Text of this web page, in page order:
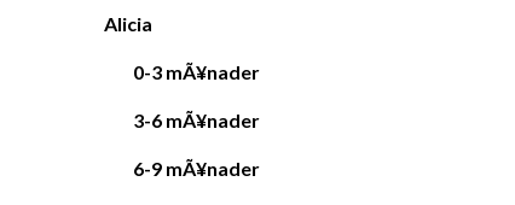
Alicia
0-3 mÃ¥nader
3-6 mÃ¥nader
6-9 mÃ¥nader